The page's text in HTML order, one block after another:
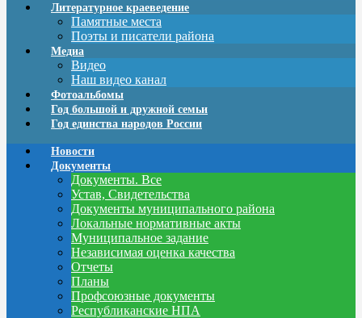
Литературное краеведение
Памятные места
Поэты и писатели района
Медиа
Видео
Наш видео канал
Фотоальбомы
Год большой и дружной семьи
Год единства народов России
Новости
Документы
Документы. Все
Устав, Свидетельства
Документы муниципального района
Локальные нормативные акты
Муниципальное задание
Независимая оценка качества
Отчеты
Планы
Профсоюзные документы
Республиканские НПА